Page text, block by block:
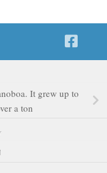
It grew up to
a ton